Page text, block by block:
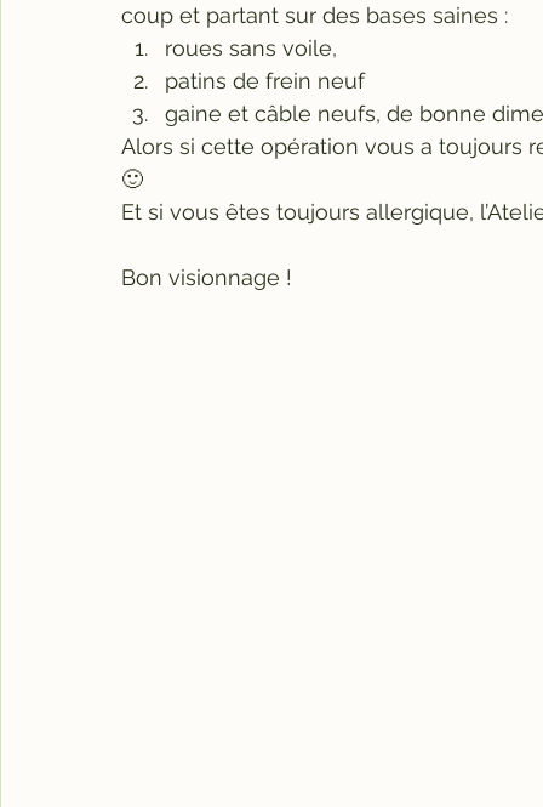
coup et partant sur des bases saines :
roues sans voile,
patins de frein neuf
gaine et câble neufs, de bonne
Alors si cette opération vous a toujours
🙂
Et si vous êtes toujours allergique,
Bon visionnage !